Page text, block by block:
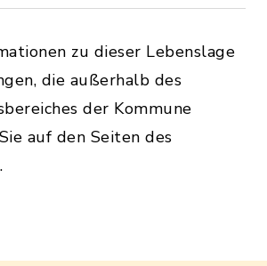
zu dieser Lebenslage
die außerhalb des
der Kommune
auf den Seiten des
.